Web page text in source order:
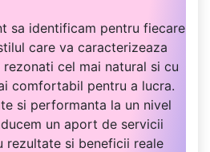
sa identificam pentru fiecare
care va caracterizeaza
cel mai natural si cu
comfortabil pentru a lucra.
si performanta la un nivel
un aport de servicii
rezultate si beneficii reale